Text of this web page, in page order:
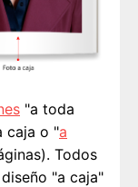
"a toda
caja o "a
Todos
"a caja"